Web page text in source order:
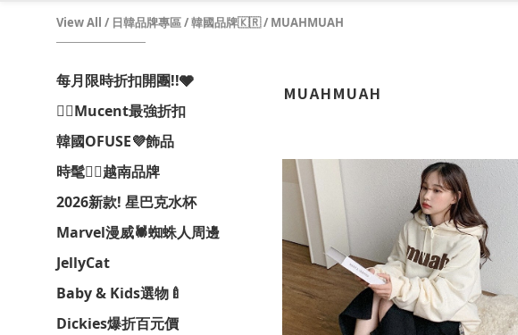
View All / 日韓品牌專區/韓國品牌🇰🇷/ MUAHMUAH
每月限時折扣開團!!🩶
❤️‍🔥Mucent最強折扣
韓國OFUSE💜飾品
時髦❤️‍🔥越南品牌
2026新款! 星巴克水杯
Marvel漫威🕷️蜘蛛人周邊
JellyCat
Baby & Kids選物🍼
Dickies爆折百元價
MUAHMUAH